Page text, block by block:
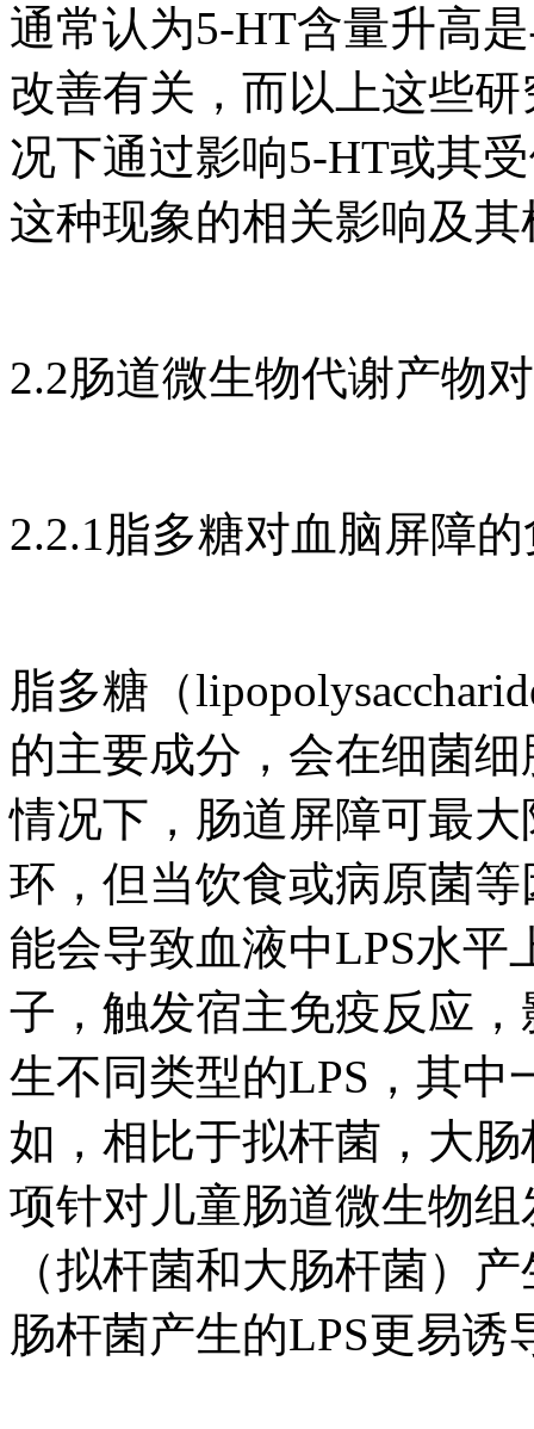
通常认为5-HT含量升高
改善有关，而以上这些
况下通过影响5-HT或其
这种现象的相关影响及
2.2肠道微生物代谢产物
2.2.1脂多糖对血脑屏障
脂多糖（
的主要成分，会在细菌
情况下，肠道屏障可最
环，但当饮食或病原菌
能会导致血液中LPS水
子，触发宿主免疫反应
生不同类型的LPS，其
如，相比于拟杆菌，大
项针对儿童肠道微生物
（拟杆菌和大肠杆菌）
肠杆菌产生的LPS更易诱